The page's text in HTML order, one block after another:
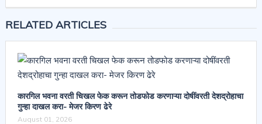
RELATED ARTICLES
कारगिल भवना वरती चिखल फेक करून तोडफोड करणाऱ्या दोषींवरती देशद्रोहाचा
गुन्हा दाखल करा- मेजर किरण ढेरे
August 01, 2026